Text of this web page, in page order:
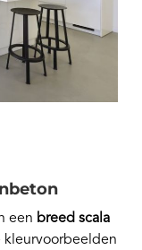
een breed scala
kleurvoorbeelden